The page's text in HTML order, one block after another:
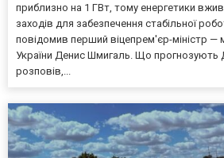
приблизно на 1 ГВт, тому енергетики
заходів для забезпечення стабільної
повідомив перший віцепрем'єр-міністр —
України Денис Шмигаль. Що прогнозують
розповів,...